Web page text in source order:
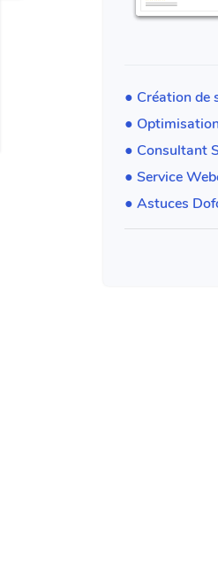
● Création de
●
● Consultant
● Service
● Astuces